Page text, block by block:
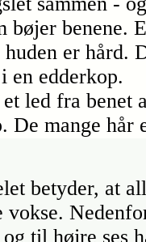
bøjer benene.
er hård.
en edderkop.
led fra benet
De mange hår
betyder, at
til højre ses